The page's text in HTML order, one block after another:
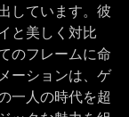
しています。彼
と美しく対比
のフレームに命
ーションは、ゲ
一人の時代を超